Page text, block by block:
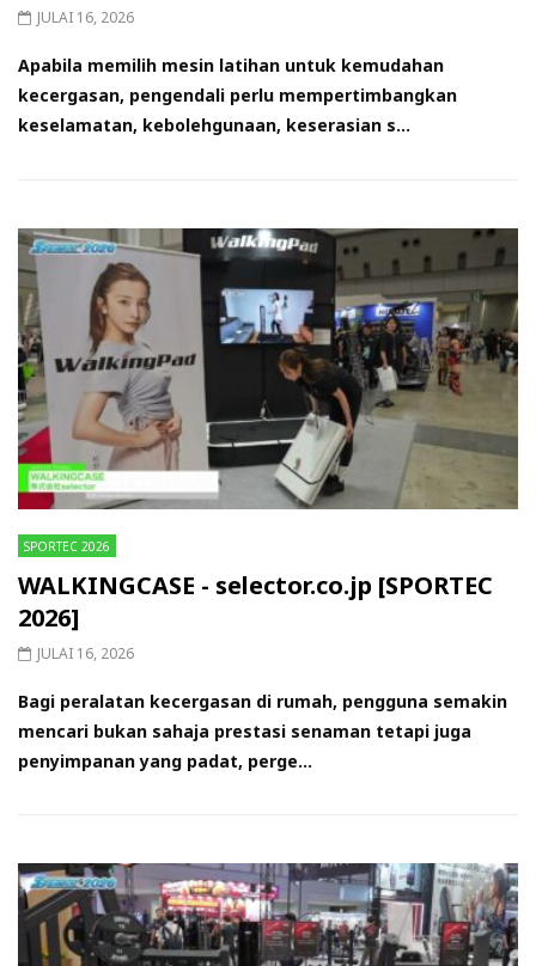
JULAI 16, 2026
Apabila memilih mesin latihan untuk kemudahan
kecergasan, pengendali perlu mempertimbangkan
keselamatan, kebolehgunaan, keserasian s...
SPORTEC 2026
WALKINGCASE - selector.co.jp [SPORTEC
2026]
JULAI 16, 2026
Bagi peralatan kecergasan di rumah, pengguna semakin
mencari bukan sahaja prestasi senaman tetapi juga
penyimpanan yang padat, perge...